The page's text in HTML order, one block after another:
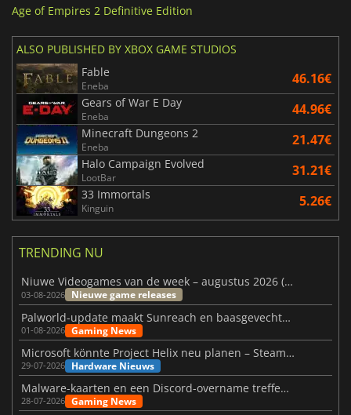
Age of Empires 2 Definitive Edition
ALSO PUBLISHED BY XBOX GAME STUDIOS
Fable
Eneba 46.16€
Gears of War E Day
Eneba 44.96€
Minecraft Dungeons 2
Eneba 21.47€
Halo Campaign Evolved
LootBar 31.21€
33 Immortals
Kinguin 5.26€
TRENDING NU
Niuwe Videogames van de week – augustus 2026 (week 32)
03-08-2026 Nieuwe game releases
Palworld-update maakt Sunreach en baasgevechten stabieler
01-08-2026 Gaming News
Microsoft könnte Project Helix neu planen – Steam-Support wackelt
29-07-2026 Hardware Nieuws
Malware-kaarten en een Discord-overname treffen Meccha Chameleon
28-07-2026 Gaming News